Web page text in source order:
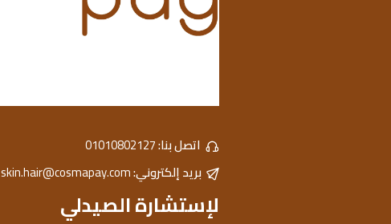
اتصل بنا:01010802127
بريد إلكتروني:skin.hair@cosmapay.com
لإستشارة الصيدلي